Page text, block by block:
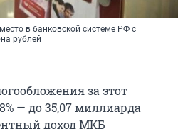
в банковской системе РФ с
рублей
за этот
— до 35,07 миллиарда
доход МКБ